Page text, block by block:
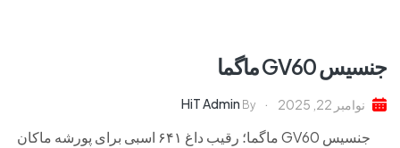
جنسیس GV60 ماگما
نوامبر 22, 2025 By
HiT Admin
جنسیس GV60 ماگما؛ رقیب داغ ۶۴۱ اسبی برای پورشه ماکان